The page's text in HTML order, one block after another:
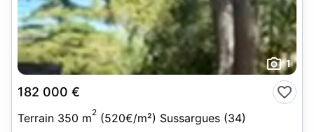
1
182 000 €
Terrain 350 m2 (520€/m²) Sussargues (34)